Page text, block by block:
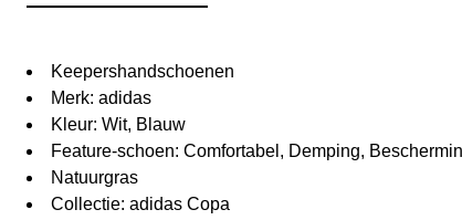
Keepershandschoenen
Merk: adidas
Kleur: Wit, Blauw
Feature-schoen: Comfortabel, Demping,
Natuurgras
Collectie: adidas Copa